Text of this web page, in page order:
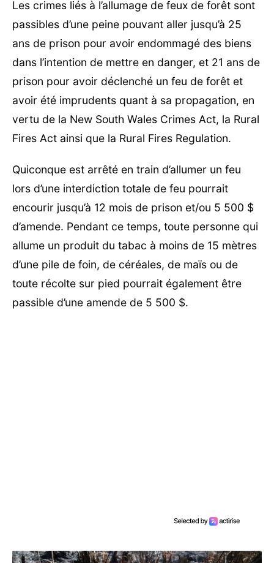
Les crimes liés à l’allumage de feux de forêt sont
passibles d’une peine pouvant aller jusqu’à 25
ans de prison pour avoir endommagé des biens
dans l’intention de mettre en danger, et 21 ans de
prison pour avoir déclenché un feu de forêt et
avoir été imprudents quant à sa propagation, en
vertu de la New South Wales Crimes Act, la Rural
Fires Act ainsi que la Rural Fires Regulation.
Quiconque est arrêté en train d’allumer un feu
lors d’une interdiction totale de feu pourrait
encourir jusqu’à 12 mois de prison et/ou 5 500 $
d’amende. Pendant ce temps, toute personne qui
allume un produit du tabac à moins de 15 mètres
d’une pile de foin, de céréales, de maïs ou de
toute récolte sur pied pourrait également être
passible d’une amende de 5 500 $.